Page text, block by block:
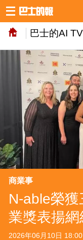
巴士的AI TV
商業事
N-able榮
業獎表揚
2026年06月10日